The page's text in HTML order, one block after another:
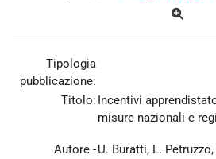
Tipologia
pubblicazione:
Titolo: Incentivi
misure nazionali e
Autore -U. Buratti, L.